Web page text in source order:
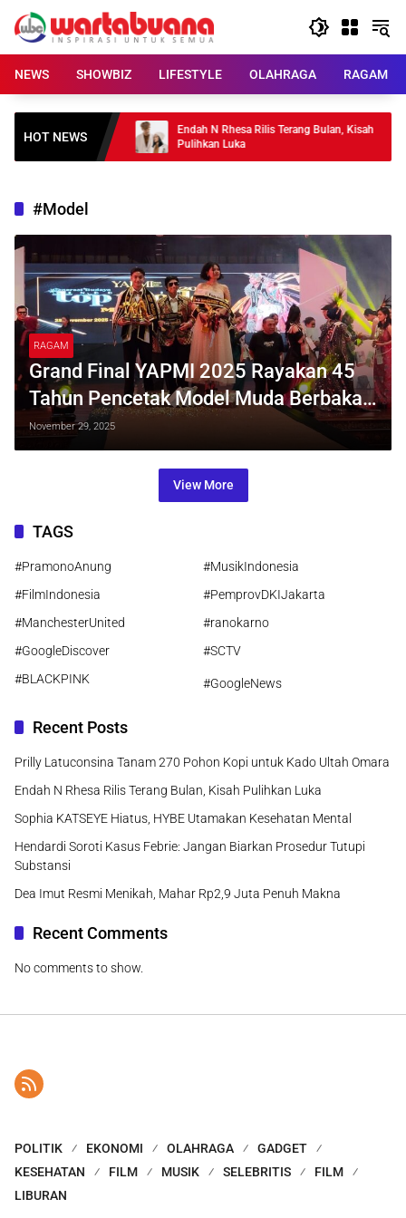
content
NEWS
SHOWBIZ LIFESTYLE OLAHRAGA RAGAM
HOT NEWS
Pohon Kopi
Endah N Rhesa Rilis Terang Bulan, Kisah
Pulihkan Luka
#Model
RAGAM
Grand Final YAPMI 2025 Rayakan 45
Tahun Pencetak Model Muda Berbakat,
Angkat Budaya Nusantara ke
Panggung Modeling
November 29, 2025
View More
TAGS
#PramonoAnung
#MusikIndonesia
#FilmIndonesia
#PemprovDKIJakarta
#ManchesterUnited
#ranokarno
#GoogleDiscover
#SCTV
#BLACKPINK
#GoogleNews
Recent Posts
Prilly Latuconsina Tanam 270 Pohon Kopi untuk Kado Ultah Omara
Endah N Rhesa Rilis Terang Bulan, Kisah Pulihkan Luka
Sophia KATSEYE Hiatus, HYBE Utamakan Kesehatan Mental
Hendardi Soroti Kasus Febrie: Jangan Biarkan Prosedur Tutupi
Substansi
Dea Imut Resmi Menikah, Mahar Rp2,9 Juta Penuh Makna
Recent Comments
No comments to show.
POLITIK EKONOMI OLAHRAGA
GADGET
KESEHATAN
FILM MUSIK SELEBRITIS
FILM
LIBURAN